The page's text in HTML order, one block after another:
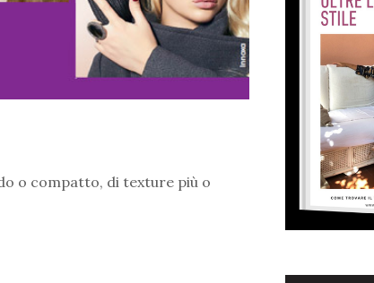
o compatto, di texture più o